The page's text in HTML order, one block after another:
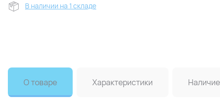
В наличии на 1 складе
О товаре Характеристики Наличие